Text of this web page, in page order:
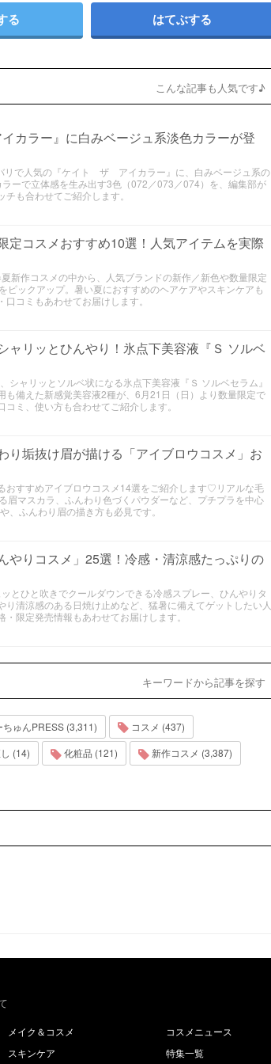
る はてぶする
こんな記事も人気です♪
カラー』に白みベージュ系淡色カラーが登
リで人気の『ケイト ザ アイカラー』に、白みベージュ系の
ーで立体感を生み出す3色（072／073／074）を、編集部が
も合わせてご紹介します。
定コスメおすすめ10選！人気アイテムを実際
新作コスメの中から、人気ブランドの新作／新色や数量限定
ックアップ。暑い夏におすすめのヘアケアやスキンケアも
コミもあわせてお届けします。
ャリッとひんやり！氷点下美容液『Ｓ ソルベ
ャリッとソルベ状になる氷点下美容液『Ｓ ソルベセラム』
備えた新感覚美容液2種が、6月21日（日）より数量限定で
ミ、使い方も合わせてご紹介します。
り垢抜け眉が描ける「アイブロウコスメ」お
おすすめアイブロウコスメ14選をご紹介します♡リアルな毛
眉マスカラ、ふんわり色づくパウダーなど、プチプラを中心
ふんわり眉の描き方も必見です。
やりコスメ」25選！冷感・清涼感たっぷりの
とひと吹きでクールダウンできる冷感スプレー、ひんやりタ
清涼感のある日焼け止めなど、猛暑に備えてゲットしたい人
限定発売情報もあわせてお届けします。
キーワードから記事を探す
ちゅんPRESS (3,311)
コスメ (437)
(14) 化粧品 (121)
新作コスメ (3,387)
メイク＆コスメ
スキンケア
コスメニュース
特集一覧